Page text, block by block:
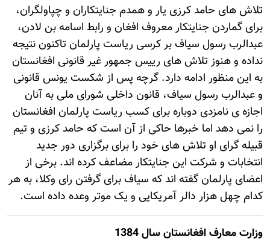
تلاش های حامد کرزی یار و همدم جنایتکاران و چپاولگران،
برای گماردن جنایتکار معروف افغان و رابط اسامه بن لادن،
عبدالرب رسول سیاف بر کرسی ریاست پارلمان تاکنون نتیجه
نداده و هنوز تلاش های رییس جمهور غیر قانونی افغانستان
به این منظور ادامه دارد. گرچه پس از شکست یونس قانونی
و عبدالرب رسول سیاف، قانون داخلی شورای ملی به آنان
اجازه ی نامزدی دوباره برای کسب ریاست پارلمان افغانستان
را نمی دهد اما خبرها حاکی از آن است که حامد کرزی و تیم
قبیله گرای او تلاش های خود را برای برگزاری دور جدید
انتخابات و شرکت این جنایتکار مضاعف کرده اند. برخی از
اعضای پارلمان گفته اند که سیاف برای گرفتن رای وکلا، به هر
کدام چهل هزار دالر آمریکایی و یک موتر وعده داده است.
وزارت معارف افغانستان سال 1384